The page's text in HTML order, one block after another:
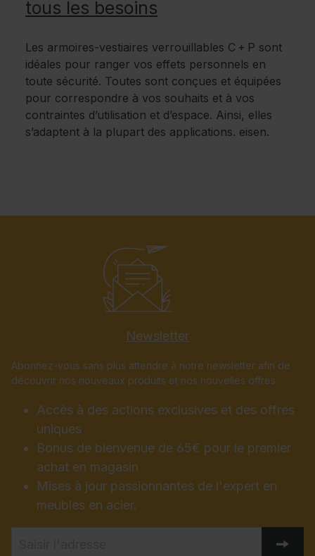
tous les besoins
Les armoires-vestiaires verrouillables C + P sont
idéales pour ranger vos effets personnels en
toute sécurité. Toutes sont conçues et équipées
pour correspondre à vos souhaits et à vos
contraintes d’utilisation et d’espace. Ainsi, elles
s’adaptent à la plupart des applications. eisen.
Newsletter
Abonnez-vous sans plus attendre à notre newsletter afin de
découvrir nos nouveaux produits et nos nouvelles offres.
Accès à des actions exclusives et des offres
uniques
Bonus de bienvenue de 65€ pour le premier
achat en magasin
Mises à jour passionnantes de l'expert en
meubles en acier.